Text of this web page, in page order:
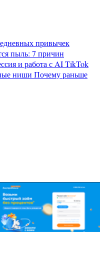
привычек
пыль: 7 причин
и работа с AITikTok
ниши Почему раньше